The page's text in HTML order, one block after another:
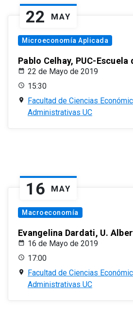
22 MAY
Microeconomía Aplicada
Pablo Celhay, PUC-Escuela
22 de Mayo de 2019
15:30
Facultad de Ciencias
Administrativas UC
16 MAY
Macroeconomía
Evangelina Dardati, U.
16 de Mayo de 2019
17:00
Facultad de Ciencias
Administrativas UC